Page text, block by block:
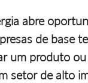
abre
de base
um produto
setor de alto